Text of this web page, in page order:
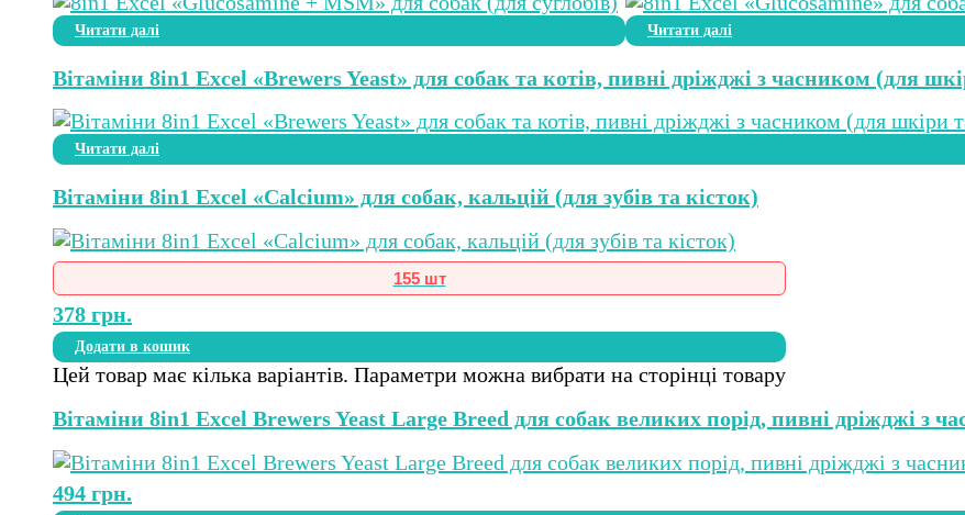
Читати далі Читати далі
Вітаміни 8in1 Excel «Brewers Yeast» для собак та котів, пивні дріжджі з часником (для
Читати далі
Вітаміни 8in1 Excel «Calcium» для собак, кальцій (для зубів та кісток)
155 шт
378 грн.
Додати в кошик
Цей товар має кілька варіантів. Параметри можна вибрати на сторінці товару
Вітаміни 8in1 Excel Brewers Yeast Large Breed для собак великих порід, пивні дріжджі з
494 грн.